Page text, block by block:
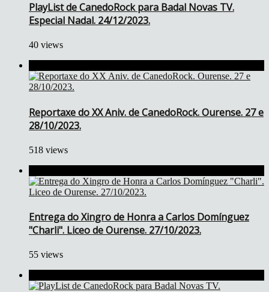
PlayList de CanedoRock para Badal Novas TV.
Especial Nadal. 24/12/2023.
40 views
Reportaxe do XX Aniv. de CanedoRock. Ourense. 27 e
28/10/2023.
518 views
Entrega do Xingro de Honra a Carlos Domínguez
"Charli". Liceo de Ourense. 27/10/2023.
55 views